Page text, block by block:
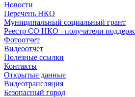
Новости
Перечень НКО
Муниципальный социальный грант
Реестр СО НКО - получатели
Фотоотчет
Видеоотчет
Полезные ссылки
Контакты
Открытые данные
Видеотрансляция
Безопасный город